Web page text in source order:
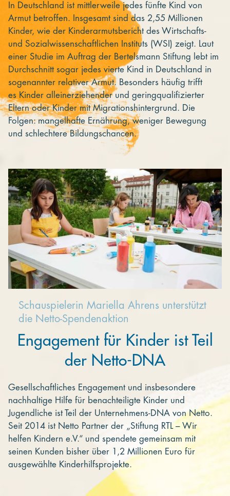
In Deutschland ist mittlerweile jedes fünfte Kind von
Armut betroffen. Insgesamt sind das 2,55 Millionen
Kinder, wie der Kinderarmutsbericht des Wirtschafts-
und Sozialwissenschaftlichen Instituts (WSI) zeigt. Laut
einer Studie im Auftrag der Bertelsmann Stiftung lebt im
Durchschnitt sogar jedes vierte Kind in Deutschland in
sogenannter relativer Armut. Besonders häufig trifft
es Kinder alleinerziehender und geringqualifizierter
Eltern oder Kinder mit Migrationshintergrund. Die
Folgen: mangelhafte Ernährung, weniger Bewegung
und schlechtere Bildungschancen.
Schauspielerin Mariella Ahrens unterstützt
die Netto-Spendenaktion
Engagement für Kinder ist Teil
der Netto-DNA
Gesellschaftliches Engagement und insbesondere
nachhaltige Hilfe für benachteiligte Kinder und
Jugendliche ist Teil der Unternehmens-DNA von Netto.
Seit 2014 ist Netto Partner der „Stiftung RTL – Wir
helfen Kindern e.V.“ und spendete gemeinsam mit
seinen Kunden bisher über 1,2 Millionen Euro für
ausgewählte Kinderhilfsprojekte.